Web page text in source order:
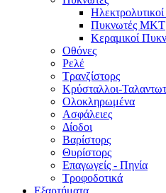
Πυκνωτές MKT
Κεραμικοί
Οθόνες
Ρελέ
Τρανζίστορς
Κρύσταλλοι-
Ολοκληρωμένα
Ασφάλειες
Δίοδοι
Βαρίστορς
Θυρίστορς
Επαγωγείς - Πηνία
Τροφοδοτικά